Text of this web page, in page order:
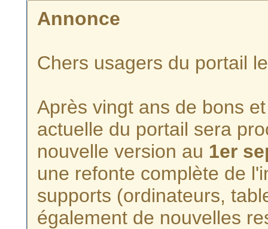
Annonce
Chers usagers du portail
Après vingt ans de bons
actuelle du portail sera
nouvelle version au 1er
une refonte complète de
supports (ordinateurs,
également de nouvelles